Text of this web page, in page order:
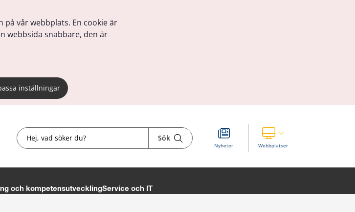
vår webbplats. En cookie är
webbsida snabbare, den är
inställningar
Sök Sök
Nyheter WebbplatserVisa våra andra webbplatser
och kompetensutvecklingService och IT